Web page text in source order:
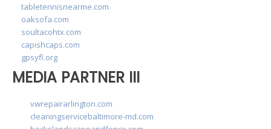
tabletennisnearme.com
oaksofa.com
soultacohtx.com
capishcaps.com
gpsyfl.org
MEDIA PARTNER III
vwrepairarlington.com
cleaningservicebaltimore-md.com